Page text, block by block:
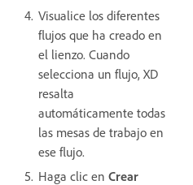
Visualice los diferentes
flujos que ha creado en
el lienzo. Cuando
selecciona un flujo, XD
resalta
automáticamente todas
las mesas de trabajo en
ese flujo.
Haga clic en Crear